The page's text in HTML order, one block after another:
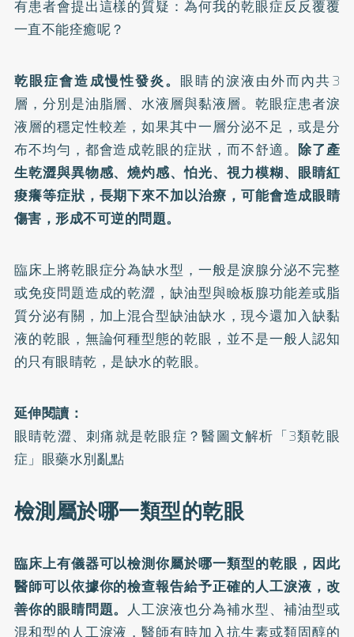
有患者會提出這樣的質疑：為何我的乾眼症反反覆覆
一直不能痊癒呢？
乾眼症會造成慢性發炎。 眼睛的淚液由外而內共3
層，分別是油脂層、水液層與黏液層。乾眼症患者淚
液層的穩定性較差，如果其中一層分泌不足，或是分
布不均勻，都會造成乾眼的症狀，而不舒適。 除了產
生乾澀與異物感、燒灼感、怕光、視力模糊、眼睛紅
痠癢等症狀，長期下來不加以治療，可能會造成眼睛
傷害，形成不可逆的問題。
臨床上將乾眼症分為缺水型，一般是淚腺分泌不完整
或免疫問題造成的乾澀，缺油型與瞼板腺功能差或脂
質分泌有關，加上混合型缺油缺水，現今還加入缺黏
液的乾眼，無論何種型態的乾眼，並不是一般人認知
的只有眼睛乾，是缺水的乾眼。
延伸閱讀：
眼睛乾澀、刺痛就是乾眼症？醫圖文解析「3類乾眼
症」眼藥水別亂點
檢測屬於哪一類型的乾眼
臨床上有儀器可以檢測你屬於哪一類型的乾眼，因此
醫師可以依據你的檢查報告給予正確的人工淚液，改
善你的眼睛問題。人工淚液也分為補水型、補油型或
混和型的人工淚液，醫師有時加入抗生素或類固醇的